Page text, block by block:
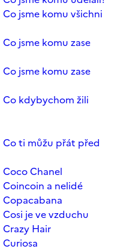
jsme komu všichni
jsme komu zase
jsme komu zase
Co kdybychom žili
Co ti můžu přát před
Chanel
a nelidé
je ve vzduchu
Hair